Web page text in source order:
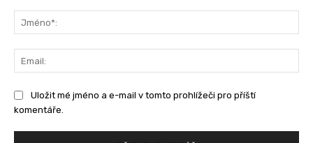
Uložit mé jméno a e-mail v tomto prohlížeči pro příští
komentáře.